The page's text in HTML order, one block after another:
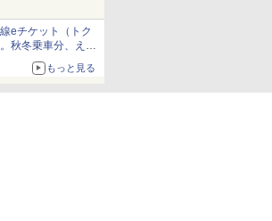
eチケット（トク
秋冬乗車分、えき
もっと見る